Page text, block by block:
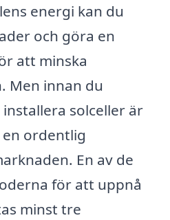
energi kan du
och göra en
att minska
Men innan du
solceller är
ordentlig
En av de
för att uppnå
minst tre